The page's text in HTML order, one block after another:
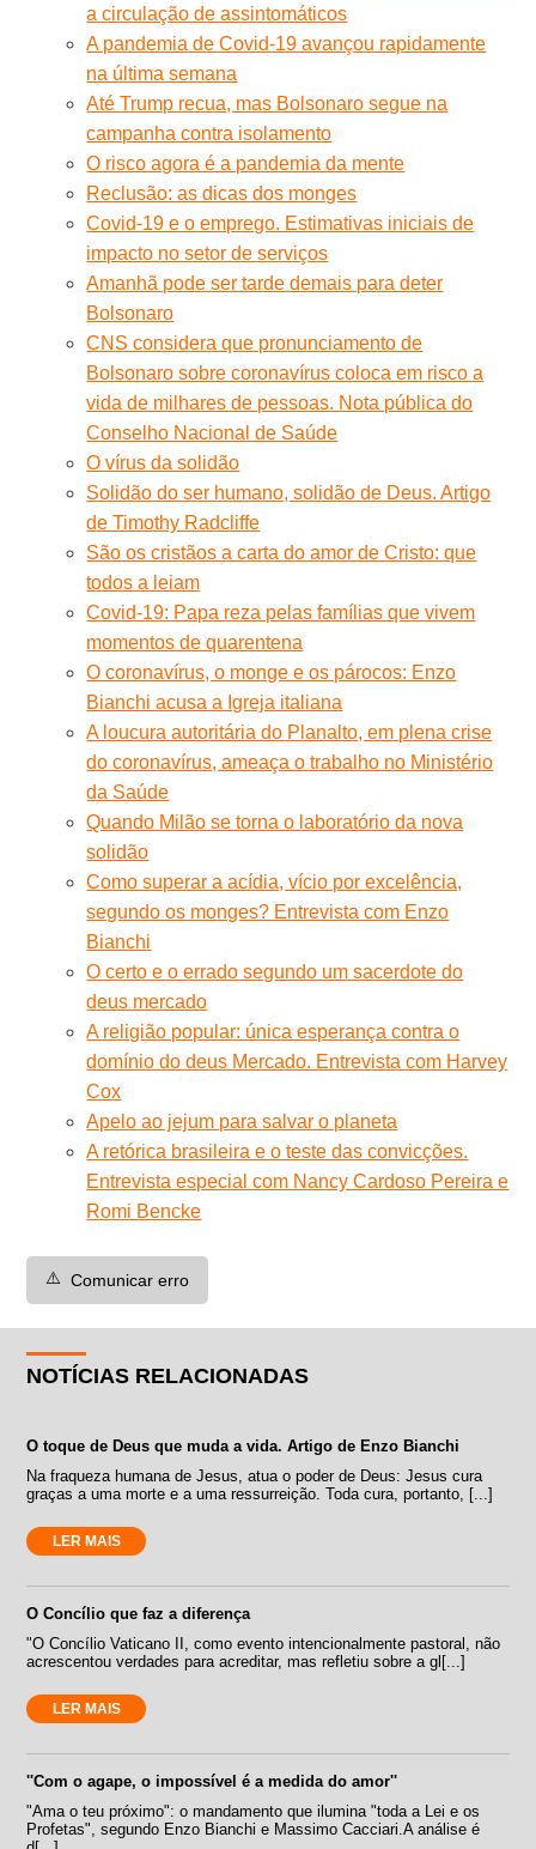
a circulação de assintomáticos
A pandemia de Covid-19 avançou rapidamente
na última semana
Até Trump recua, mas Bolsonaro segue na
campanha contra isolamento
O risco agora é a pandemia da mente
Reclusão: as dicas dos monges
Covid-19 e o emprego. Estimativas iniciais de
impacto no setor de serviços
Amanhã pode ser tarde demais para deter
Bolsonaro
CNS considera que pronunciamento de
Bolsonaro sobre coronavírus coloca em risco a
vida de milhares de pessoas. Nota pública do
Conselho Nacional de Saúde
O vírus da solidão
Solidão do ser humano, solidão de Deus. Artigo
de Timothy Radcliffe
São os cristãos a carta do amor de Cristo: que
todos a leiam
Covid-19: Papa reza pelas famílias que vivem
momentos de quarentena
O coronavírus, o monge e os párocos: Enzo
Bianchi acusa a Igreja italiana
A loucura autoritária do Planalto, em plena crise
do coronavírus, ameaça o trabalho no Ministério
da Saúde
Quando Milão se torna o laboratório da nova
solidão
Como superar a acídia, vício por excelência,
segundo os monges? Entrevista com Enzo
Bianchi
O certo e o errado segundo um sacerdote do
deus mercado
A religião popular: única esperança contra o
domínio do deus Mercado. Entrevista com Harvey
Cox
Apelo ao jejum para salvar o planeta
A retórica brasileira e o teste das convicções.
Entrevista especial com Nancy Cardoso Pereira e
Romi Bencke
⚠️ Comunicar erro
NOTÍCIAS RELACIONADAS
O toque de Deus que muda a vida. Artigo de Enzo Bianchi
Na fraqueza humana de Jesus, atua o poder de Deus: Jesus cura
graças a uma morte e a uma ressurreição. Toda cura, portanto, [...]
LER MAIS
O Concílio que faz a diferença
"O Concílio Vaticano II, como evento intencionalmente pastoral, não
acrescentou verdades para acreditar, mas refletiu sobre a gl[...]
LER MAIS
''Com o agape, o impossível é a medida do amor''
"Ama o teu próximo": o mandamento que ilumina "toda a Lei e os
Profetas", segundo Enzo Bianchi e Massimo Cacciari.A análise é